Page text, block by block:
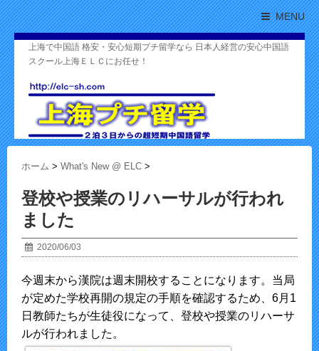
MENU
上海で中国語 格安・安心短期プチ留学なら 日本人経営の安心中国語
スクール上海ＥＬＣにお任せ！
ホーム > What's New @ ELC >
登校や授業のリハーサルが行われ
ました
2020/06/03
今週末から漢院は週末開校することになります。当局
が定めた学校再開の規定の手順を確認するため、6月1
日教師たちが生徒役になって、登校や授業のリハーサ
ルが行われました。